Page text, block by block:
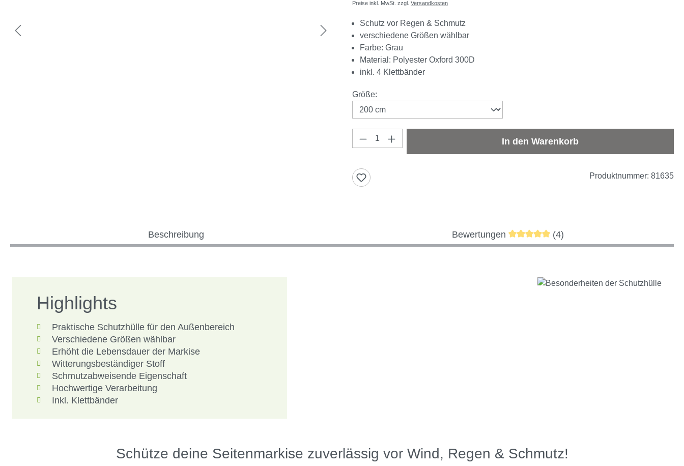
Preise inkl. MwSt. zzgl. Versandkosten
Schutz vor Regen & Schmutz
verschiedene Größen wählbar
Farbe: Grau
Material: Polyester Oxford 300D
inkl. 4 Klettbänder
Größeauswählen
:
Produkt Anzahl: Gib den gewünschten Wert ein oder
In den Warenkorb
Produktnummer: 81635
Beschreibung Bewertungen Durchschnittliche Bewertung von 5 von 5
(4)
Highlights
Praktische Schutzhülle für den Außenbereich
Verschiedene Größen wählbar
Erhöht die Lebensdauer der Markise
Witterungsbeständiger Stoff
Schmutzabweisende Eigenschaft
Hochwertige Verarbeitung
Inkl. Klettbänder
Schütze deine Seitenmarkise zuverlässig vor Wind, Regen & Schmutz!